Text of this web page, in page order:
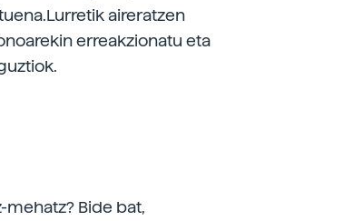
aireratzen
erreakzionatu eta
mehatz? Bide bat,